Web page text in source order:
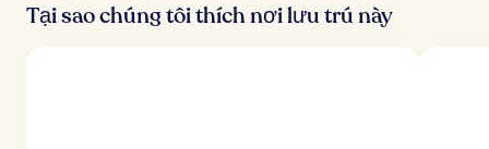
Tại sao chúng tôi thích nơi lưu trú này